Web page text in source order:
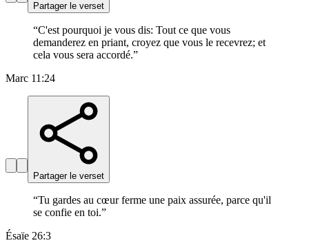
Partager le verset
“C'est pourquoi je vous dis: Tout ce que vous
demanderez en priant, croyez que vous le recevrez; et
cela vous sera accordé.”
Marc 11:24
Partager le verset
“Tu gardes au cœur ferme une paix assurée, parce qu'il
se confie en toi.”
Ésaïe 26:3